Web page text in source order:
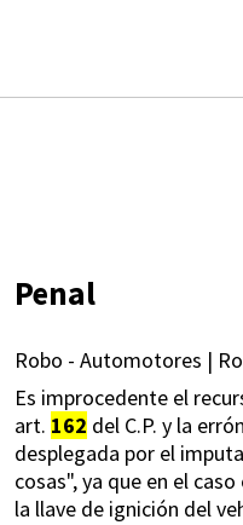
Penal
Robo - Automotores |
Es improcedente el
art. 162 del C.P. y la
desplegada por el
cosas", ya que en el
la llave de ignición del